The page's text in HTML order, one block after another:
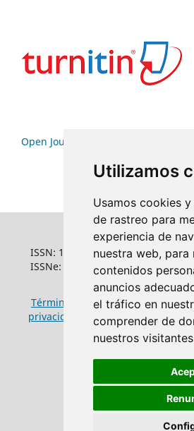
Utilizamos
Usamos cookies
de rastreo para
experiencia de
nuestra web,
contenidos
anuncios
el tráfico en
comprender de
nuestros
Open Journal Systems
ISSN: 1022-6508
ISSNe: 1681-5653
Términos y condiciones de uso|
privacidad
Política de cookies